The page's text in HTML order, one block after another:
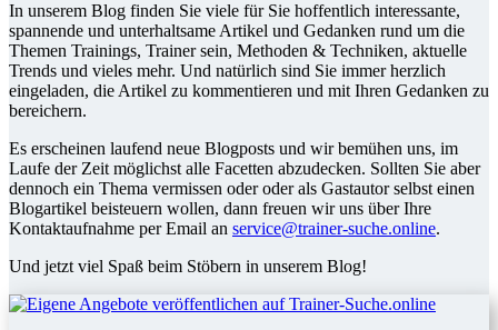
In unserem Blog finden Sie viele für Sie hoffentlich interessante,
spannende und unterhaltsame Artikel und Gedanken rund um die
Themen Trainings, Trainer sein, Methoden & Techniken, aktuelle
Trends und vieles mehr. Und natürlich sind Sie immer herzlich
eingeladen, die Artikel zu kommentieren und mit Ihren Gedanken zu
bereichern.
Es erscheinen laufend neue Blogposts und wir bemühen uns, im
Laufe der Zeit möglichst alle Facetten abzudecken. Sollten Sie aber
dennoch ein Thema vermissen oder oder als Gastautor selbst einen
Blogartikel beisteuern wollen, dann freuen wir uns über Ihre
Kontaktaufnahme per Email an service@trainer-suche.online.
Und jetzt viel Spaß beim Stöbern in unserem Blog!